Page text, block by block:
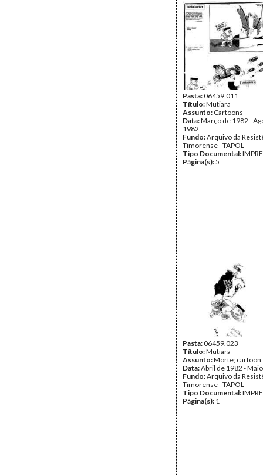
Everingham; John Junor;
Neukomm; Reino Unido;
Avebury; ACFOA; NATO;
Alston; solidariedade;
sobre Timor-Leste;
TAPOL; exército
Budiardjo; Bispo Dom
Costa Lopes; ACSR;
Whiteley; silêncio;
Sovan; assassinato de
execuções em massa;
Jolliffe; Papa João Paulo II
Data:Janeiro de 1982 -
1982
Fundo:Arquivo da
Timorense - TAPOL
Tipo Documental:
Página(s):49
Pasta:06459.011
Título:Mutiara
Assunto: Cartoons
Data:Março de 1982 -
1982
Fundo:Arquivo da
Timorense - TAPOL
Tipo Documental:
Página(s):5
Pasta:06459.023
Título:Mutiara
Assunto:Morte; cartoon.
Data:Abril de 1982 -
Fundo:Arquivo da
Timorense - TAPOL
Tipo Documental:
Página(s): 1